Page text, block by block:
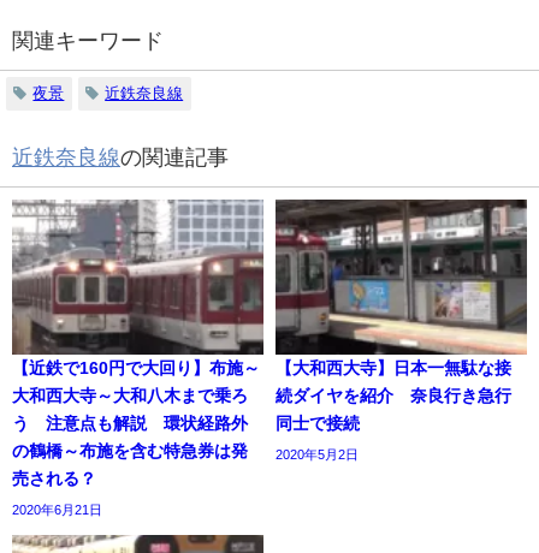
関連キーワード
夜景 近鉄奈良線
近鉄奈良線の関連記事
【近鉄で160円で大回り】布施～
大和西大寺～大和八木まで乗ろ
う 注意点も解説 環状経路外
の鶴橋～布施を含む特急券は発
売される？
2020年6月21日
【大和西大寺】日本一無駄な接
続ダイヤを紹介 奈良行き急行
同士で接続
2020年5月2日